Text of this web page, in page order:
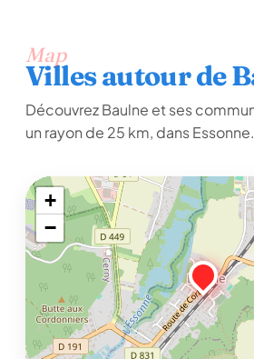
Map
Villes autour de
Découvrez Baulne et ses
un rayon de 25 km, dans Essonne.
+
−